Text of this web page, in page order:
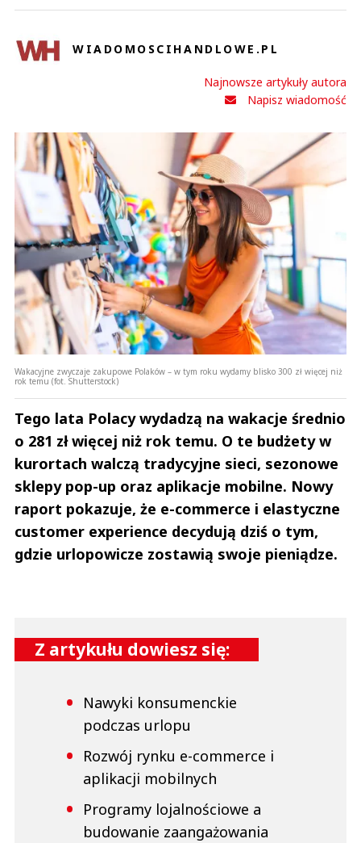
WIADOMOSCIHANDLOWE.PL
Najnowsze artykuły autora
Napisz wiadomość
Wakacyjne zwyczaje zakupowe Polaków – w tym roku wydamy blisko 300 zł więcej niż
rok temu (fot. Shutterstock)
Tego lata Polacy wydadzą na wakacje średnio
o 281 zł więcej niż rok temu. O te budżety w
kurortach walczą tradycyjne sieci, sezonowe
sklepy pop-up oraz aplikacje mobilne. Nowy
raport pokazuje, że e-commerce i elastyczne
customer experience decydują dziś o tym,
gdzie urlopowicze zostawią swoje pieniądze.
Z artykułu dowiesz się:
Nawyki konsumenckie
podczas urlopu
Rozwój rynku e-commerce i
aplikacji mobilnych
Programy lojalnościowe a
budowanie zaangażowania